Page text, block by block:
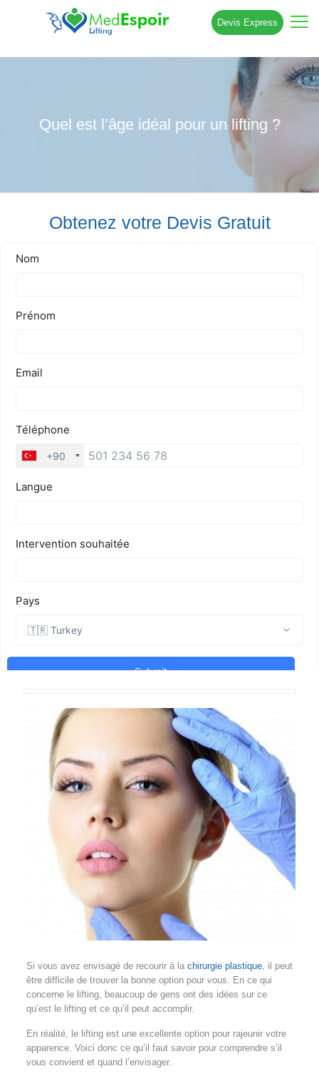
Devis Express
Quel est l’âge idéal pour un lifting ?
Obtenez votre Devis Gratuit
Si vous avez envisagé de recourir à la chirurgie plastique, il peut
être difficile de trouver la bonne option pour vous. En ce qui
concerne le lifting, beaucoup de gens ont des idées sur ce
qu’est le lifting et ce qu’il peut accomplir.
En réalité, le lifting est une excellente option pour rajeunir votre
apparence. Voici donc ce qu’il faut savoir pour comprendre s’il
vous convient et quand l’envisager.